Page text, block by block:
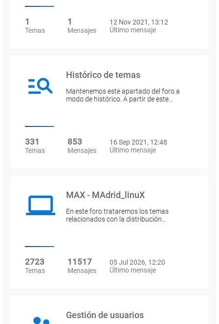
1
Temas
1
Mensajes
12 Nov 2021, 13:12
Último mensaje
Histórico de temas
Mantenemos este apartado del foro a
modo de histórico. A partir de este…
331
Temas
853
Mensajes
16 Sep 2021, 12:48
Último mensaje
MAX - MAdrid_linuX
En este foro trataremos los temas
relacionados con la distribución…
2723
Temas
11517
Mensajes
05 Jul 2026, 12:20
Último mensaje
Gestión de usuarios